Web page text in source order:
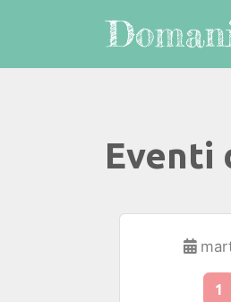
Eventi
1